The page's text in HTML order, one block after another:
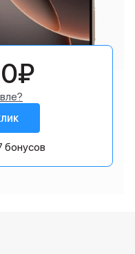
бонусов